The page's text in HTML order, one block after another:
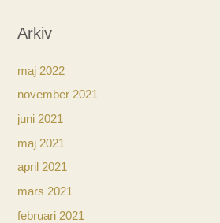
Arkiv
maj 2022
november 2021
juni 2021
maj 2021
april 2021
mars 2021
februari 2021